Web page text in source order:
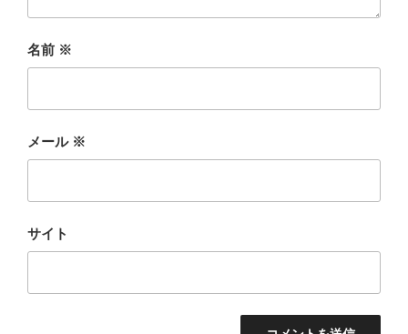
名前 ※
メール ※
サイト